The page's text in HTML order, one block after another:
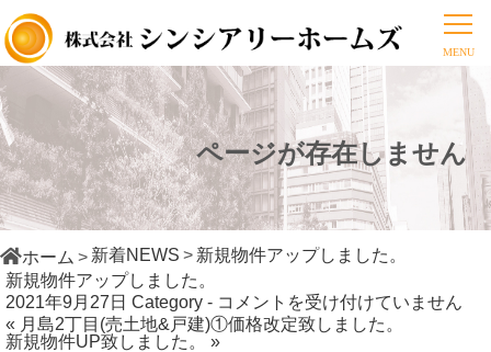
ページが存在しません
ホーム 新着NEWS
新規物件アップしました。
新規物件アップしました。
2021年9月27日 Category - 新
規
コメントを受け付けていません
« 月島2丁目(売土地&戸建)①価格改定致しました。
新規物件UP致しました。 »